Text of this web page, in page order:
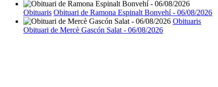
Obituaris Obituari de Ramona Espinalt Bonvehí - 06/08/2026
Obituaris
Obituari de Mercè Gascón Salat - 06/08/2026